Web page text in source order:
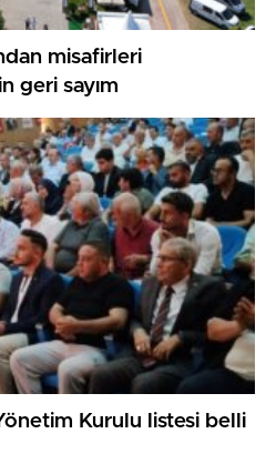
misafirleri
geri sayım
Kurulu listesi belli